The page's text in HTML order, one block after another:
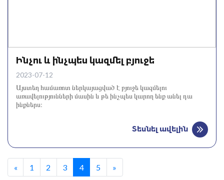
Ինչու և ինչպես կազմել բյուջե
2023-07-12
Այստեղ համառոտ ներկայացված է բյուջե կազմելու
առավելությունների մասին և թե ինչպես կարող ենք անել դա
ինքներս։
Տեսնել ավելին
« 1 2 3 4 5 »